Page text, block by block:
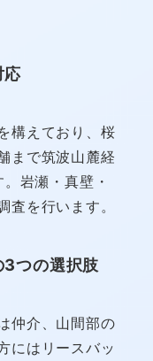
応
構えており、桜
まで筑波山麓経
岩瀬・真壁・
査を行います。
3つの選択肢
仲介、山間部の
にはリースバッ